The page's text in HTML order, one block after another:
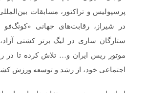
پرسپولیس و تراکتور، مسابقات
در شیراز، رقابت‌های جهانی «کونگ‌فو
ستارگان ساری در لیگ برتر کشتی
موتور ریس ایران و… تلاش کرده تا در
اجتماعی خود، از رشد و توسعه ورزش